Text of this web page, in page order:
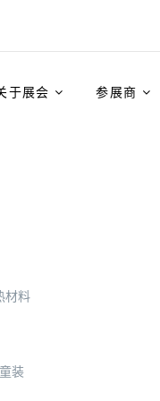
于展会 参展商
材料
童装